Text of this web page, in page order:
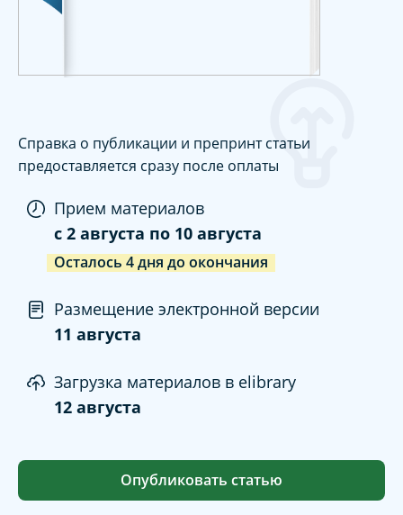
Справка о публикации и препринт статьи
предоставляется сразу после оплаты
Прием материалов
c 2 августа по 10 августа
Осталось 4дня до окончания
Размещение электронной версии
11 августа
Загрузка материалов в elibrary
12 августа
Опубликовать статью